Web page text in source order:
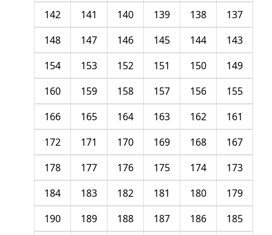
137
138
139
140
141
142
143
144
145
146
147
148
149
150
151
152
153
154
155
156
157
158
159
160
161
162
163
164
165
166
167
168
169
170
171
172
173
174
175
176
177
178
179
180
181
182
183
184
185
186
187
188
189
190